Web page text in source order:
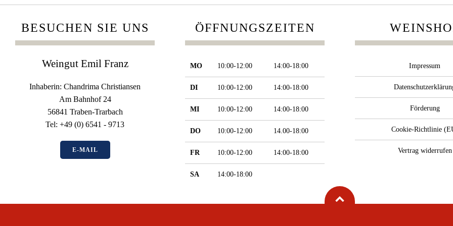
BESUCHEN SIE UNS
Weingut Emil Franz
Inhaberin: Chandrima Christiansen
Am Bahnhof 24
56841 Traben-Trarbach
Tel: +49 (0) 6541 - 9713
E-MAIL
ÖFFNUNGSZEITEN
MO 10:00-12:00 14:00-18:00
DI 10:00-12:00 14:00-18:00
MI 10:00-12:00 14:00-18:00
DO 10:00-12:00 14.00-18:00
FR 10:00-12:00 14:00-18:00
SA 14:00-18:00
Impressum
Förderung
Cookie-Richtlinie
Vertrag widerrufen